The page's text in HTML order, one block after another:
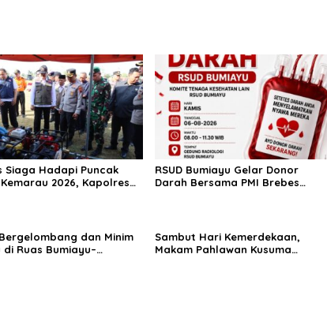
Siaga Hadapi Puncak
Kemarau 2026, Kapolres
RSUD Bumiayu Gelar Donor
Darah Bersama PMI Brebes
dan Minim
di Ruas Bumiayu–
Sambut Hari Kemerdekaan,
Makam Pahlawan Kusuma